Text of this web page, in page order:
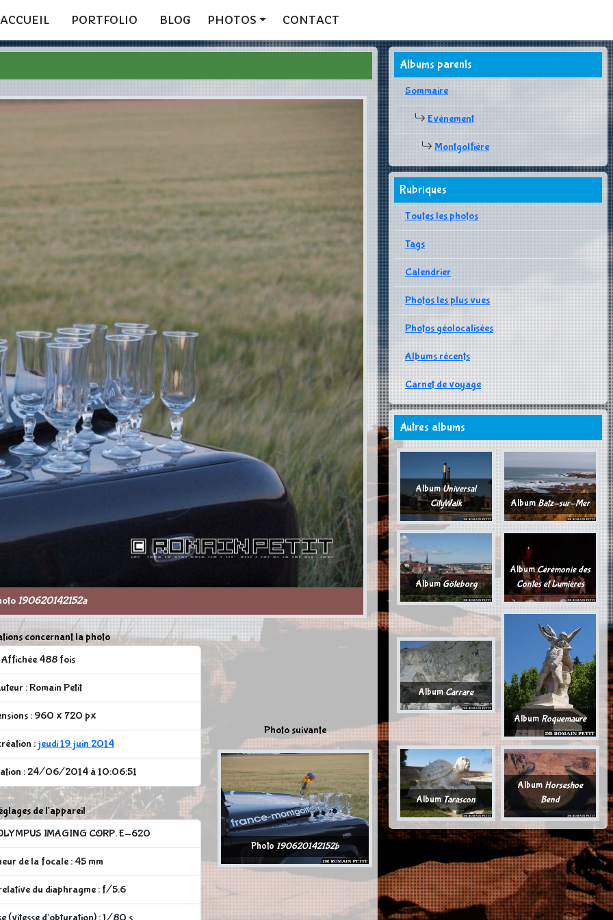
ACCUEIL PORTFOLIO BLOG PHOTOS CONTACT
190620142152a
concernant la photo
Affichée 488 fois
: Romain Petit
: 960 x 720 px
: jeudi 19 juin 2014
: 24/06/2014 à 10:06:51
de l'appareil
IMAGING CORP. E-620
de la focale : 45 mm
du diaphragme : f/5.6
(vitesse d'obturation) : 1/80 s
Photo suivante
Photo 190620142152b
Albums parents
Sommaire
Evènement
Montgolfière
Rubriques
Toutes les photos
Tags
Calendrier
Photos les plus vues
Photos géolocalisées
Albums récents
Carnet de voyage
Autres albums
AlbumUniversal
CityWalk
AlbumBatz-sur-Mer
AlbumGöteborg
AlbumCérémonie des
Contes et Lumières
AlbumCarrare
Album Roquemaure
AlbumTarascon
Album Horseshoe
Bend